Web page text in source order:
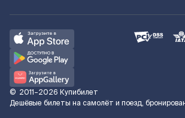
© 2011–2026 Купибилет
Дешёвые билеты на самолёт и поезд,